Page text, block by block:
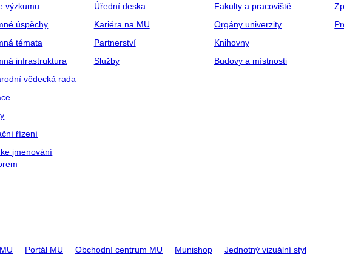
výzkumu
úspěchy
témata
infrastruktura
vědecká rada
řízení
jmenování
Úřední deska
Kariéra na MU
Partnerství
Služby
Fakulty a pracoviště
Orgány univerzity
Knihovny
Budovy a místnosti
Portál MU Obchodní centrum MU Munishop Jednotný vizuální styl